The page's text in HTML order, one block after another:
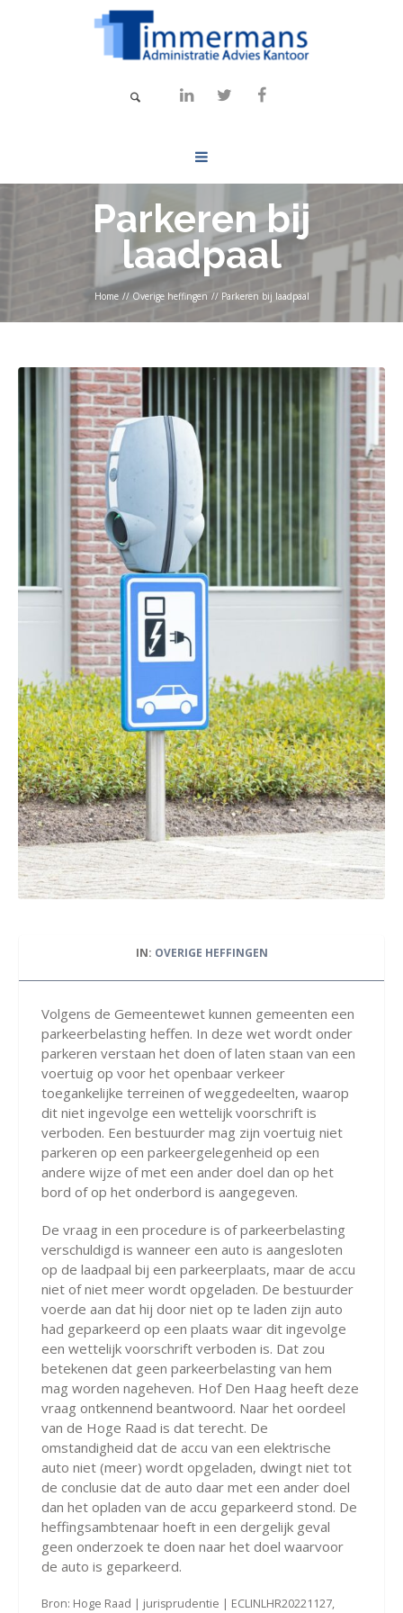
Parkeren bij
laadpaal
Home // Overige heffingen // Parkeren bij laadpaal
IN: OVERIGE HEFFINGEN
Volgens de Gemeentewet kunnen gemeenten een
parkeerbelasting heffen. In deze wet wordt onder
parkeren verstaan het doen of laten staan van een
voertuig op voor het openbaar verkeer
toegankelijke terreinen of weggedeelten, waarop
dit niet ingevolge een wettelijk voorschrift is
verboden. Een bestuurder mag zijn voertuig niet
parkeren op een parkeergelegenheid op een
andere wijze of met een ander doel dan op het
bord of op het onderbord is aangegeven.
De vraag in een procedure is of parkeerbelasting
verschuldigd is wanneer een auto is aangesloten
op de laadpaal bij een parkeerplaats, maar de accu
niet of niet meer wordt opgeladen. De bestuurder
voerde aan dat hij door niet op te laden zijn auto
had geparkeerd op een plaats waar dit ingevolge
een wettelijk voorschrift verboden is. Dat zou
betekenen dat geen parkeerbelasting van hem
mag worden nageheven. Hof Den Haag heeft deze
vraag ontkennend beantwoord. Naar het oordeel
van de Hoge Raad is dat terecht. De
omstandigheid dat de accu van een elektrische
auto niet (meer) wordt opgeladen, dwingt niet tot
de conclusie dat de auto daar met een ander doel
dan het opladen van de accu geparkeerd stond. De
heffingsambtenaar hoeft in een dergelijk geval
geen onderzoek te doen naar het doel waarvoor
de auto is geparkeerd.
Bron: Hoge Raad | jurisprudentie | ECLINLHR20221127,